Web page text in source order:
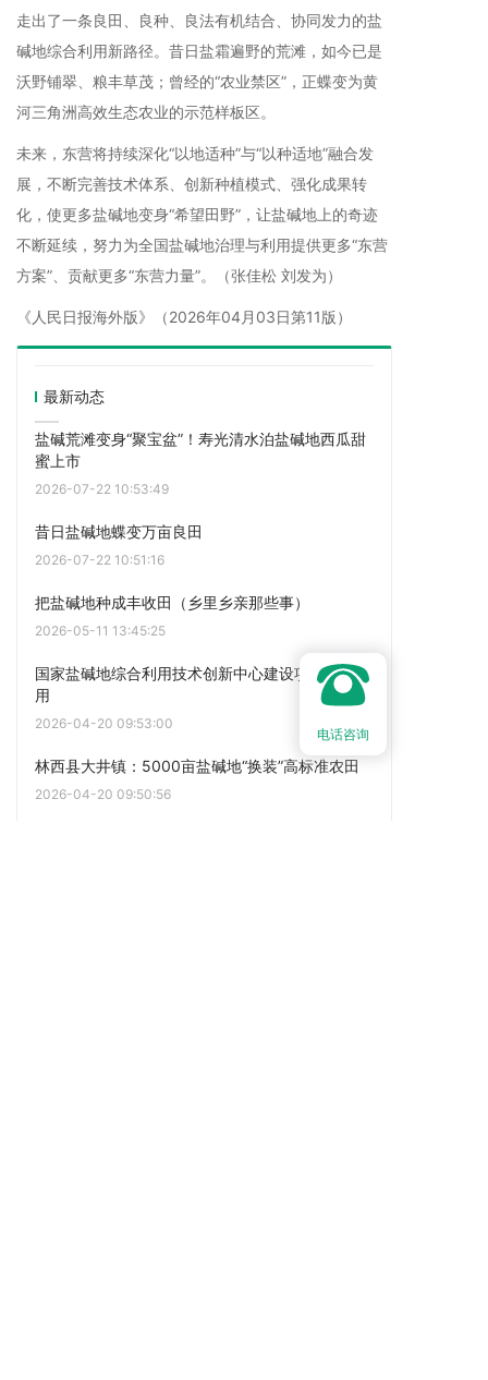
走出了一条良田、良种、良法有机结合、协同发力的盐
碱地综合利用新路径。昔日盐霜遍野的荒滩，如今已是
沃野铺翠、粮丰草茂；曾经的“农业禁区”，正蝶变为黄
河三角洲高效生态农业的示范样板区。
未来，东营将持续深化“以地适种”与“以种适地”融合发
展，不断完善技术体系、创新种植模式、强化成果转
化，使更多盐碱地变身“希望田野”，让盐碱地上的奇迹
不断延续，努力为全国盐碱地治理与利用提供更多“东营
方案”、贡献更多“东营力量”。（张佳松 刘发为）
《人民日报海外版》（2026年04月03日第11版）
最新动态
盐碱荒滩变身“聚宝盆”！寿光清水泊盐碱地西瓜甜
蜜上市
2026-07-22 10:53:49
昔日盐碱地蝶变万亩良田
2026-07-22 10:51:16
把盐碱地种成丰收田（乡里乡亲那些事）
2026-05-11 13:45:25
国家盐碱地综合利用技术创新中心建设项目建成投
用
2026-04-20 09:53:00
林西县大井镇：5000亩盐碱地“换装”高标准农田
2026-04-20 09:50:56
电话咨询